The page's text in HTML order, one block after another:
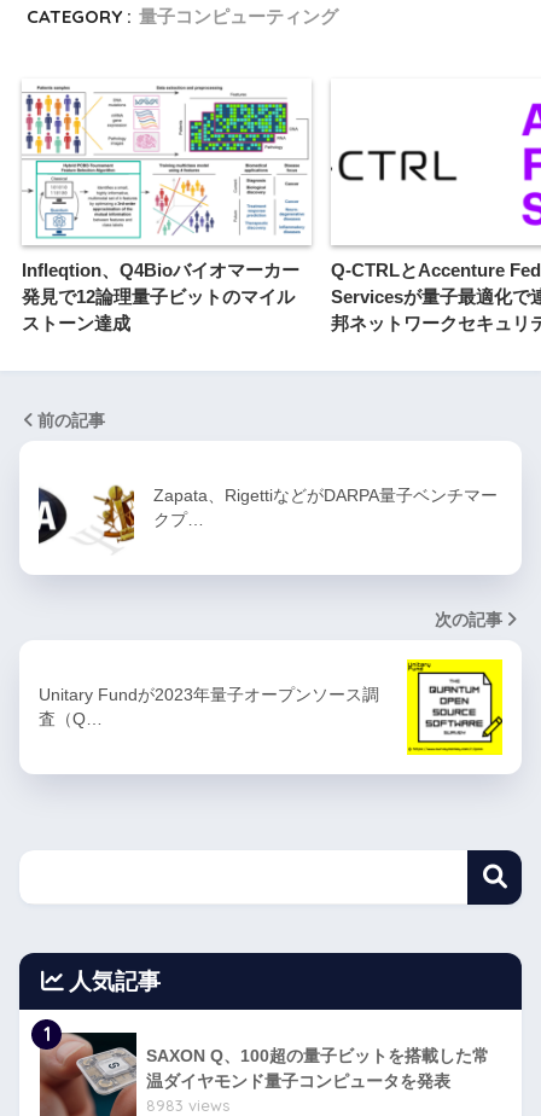
CATEGORY : 量子コンピューティング
Infleqtion、Q4Bioバイオマーカー
発見で12論理量子ビットのマイル
ストーン達成
Q-CTRLとAccenture
Servicesが量子最適化で
邦ネットワークセキュリ
前の記事
Zapata、RigettiなどがDARPA量子ベンチマー
クプ…
次の記事
Unitary Fundが2023年量子オープンソース調
査（Q…
人気記事
1
SAXON Q、100超の量子ビットを搭載した常
温ダイヤモンド量子コンピュータを発表
8983 views